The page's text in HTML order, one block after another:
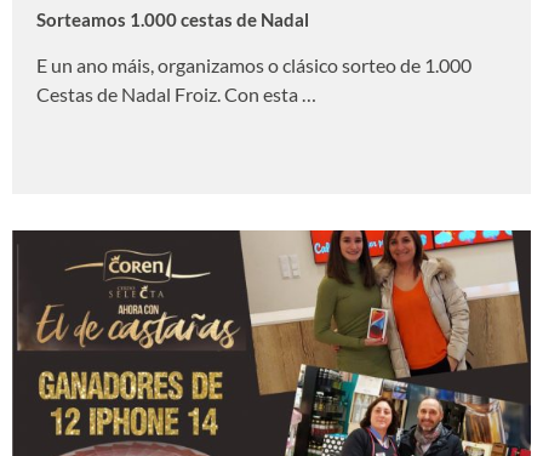
Sorteamos 1.000 cestas de Nadal
E un ano máis, organizamos o clásico sorteo de 1.000
Cestas de Nadal Froiz. Con esta …